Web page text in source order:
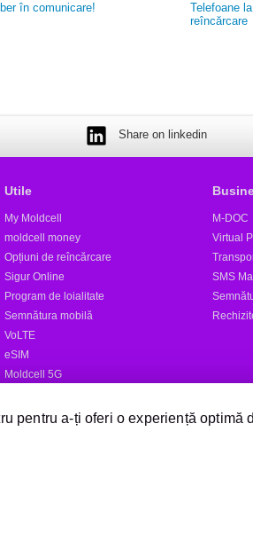
în comunicare!
Telefoane
reîncărcare
Share on linkedin
Utile
My Moldcell
moldcell money
Opțiuni de reîncărcare
Sigur Online
Program de loialitate
Semnătura mobilă
VoLTE
eSIM
Moldcell 5G
M-DOC
Virtual
SMS
pentru a-ți oferi o experiență